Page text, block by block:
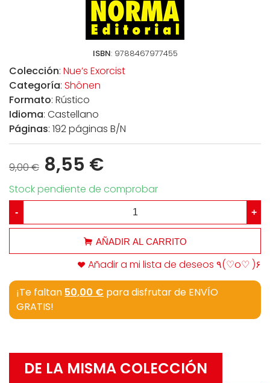
ISBN: 9788467977455
Colección: Nue’s Exorcist
Categoría: Shônen
Formato: Rústico
Idioma: Castellano
Páginas: 192 páginas B/N
9,00 € 8,55 €
Stock pendiente de comprobar
- +
AÑADIR AL CARRITO
Añadir a mi lista de deseos ٩(♡o♡ )۶
¡Te faltan 50,00 € para disfrutar de ENVÍO
GRATIS!
DE LA MISMA COLECCIÓN